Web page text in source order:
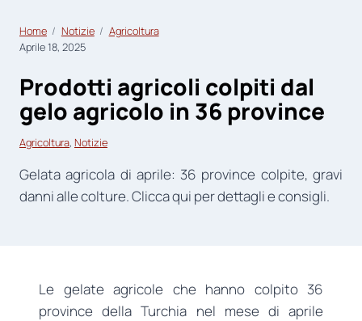
Home Notizie
Agricoltura
Aprile 18, 2025
Prodotti agricoli colpiti dal
gelo agricolo in 36 province
Agricoltura, Notizie
Gelata agricola di aprile: 36 province colpite, gravi
danni alle colture. Clicca qui per dettagli e consigli.
Le gelate agricole che hanno colpito 36
province della Turchia nel mese di aprile